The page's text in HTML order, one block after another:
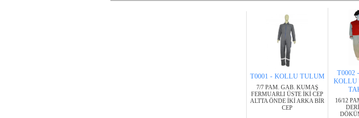
T0001 - KOLLU TULUM
7/7 PAM. GAB. KUMAŞ
FERMUARLI ÜSTE İKİ CEP
ALTTA ÖNDE İKİ ARKA BİR
CEP
T0002
KOLLU
16/12